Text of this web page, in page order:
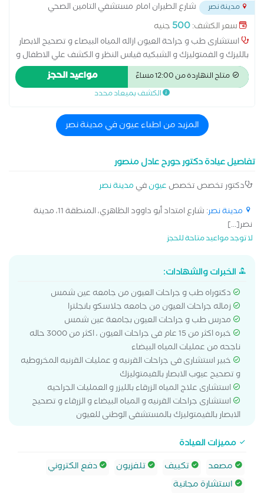
مدينة نصر
شارع الطيران امام مستشفي التامين الصحي
مدينة نصر ...
سعر الكشف:500 جنيه
استشارى طب و جراحة العيون ازاله المياه البيصاء و تصحيح الابصار
بالليزك و الفمتوليزك و الشبكيه قياس النظر و الكشف علي الاطفال و
متابعه الاعتلال الشبكي السكرى ماجستير طب و جراحة العيون . 15
سنة خبره في طب و جراحه العيون
متاح النهاردة من 12:00 مساءً مواعيد الحجز
الكشف بميعاد محدد
المزيد من اطباء عيون في مدينة نصر
تفاصيل عيادة دكتور چورچ عادل منصور
دكتور تخصص تخصص عيونفي مدينة نصر
مدينة نصر
: شارع امتداد أبو داوود الظاهري، المنطقة 11، مدينة
نصر[...]
لا توجد مواعيد متاحة للحجز
الخبرات والشهادات:
دكتوراه طب و جراحات العيون من جامعه عين شمس
زماله جراحات العيون من جامعه جلاسكو بانجلترا
مدرس طب و جراحات العيون بجامعة عين شمس
خبره اكثر من 15 عام فى جراحات العيون ، اكثر من 3000 حاله
ناجحه من عمليات المياه البيضاء
خبير استشارى فى جراحات القرنيه و عمليات القرنيه المخروطيه
و تصحيح عيوب الابصار بالفيمتوليزك
استشارى علاج المياه الزرقاء بالليزر و العمليات الجراحيه
استشارى جراحات القرنيه و المياه البيضاء و الزرقاء و تصحيح
الابصار بالفيمتوليزك بالمستشفى الوطنى للعيون
مميزات العيادة
مصعد
تكييف تلفزيون
دفع الكتروني
استشارة مجانية